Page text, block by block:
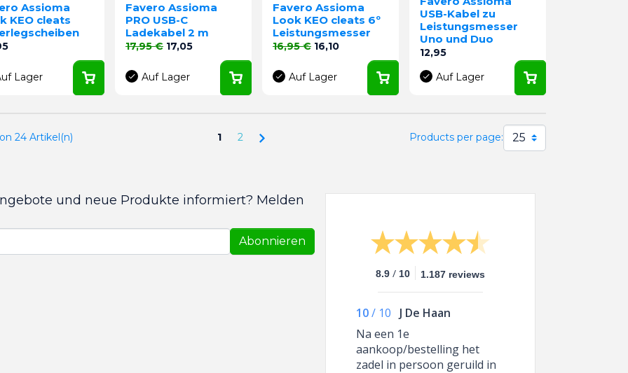
Assioma
KEO cleats
Lager
Favero Assioma
PRO USB-C
Ladekabel 2 m
Verkaufspreis
17,95 € Preis
17,05
Auf Lager
Favero Assioma
Look KEO cleats 6º
Leistungsmesser
Verkaufspreis
16,95 € Preis
16,10
Auf Lager
USB-Kabel zu
Leistungsmesser
Uno und Duo
Preis
12,95
Auf Lager
24 Artikel(n) 1 2 Weiter Products per page: 25
und neue Produkte informiert? Melden
Abonnieren
8.9 / 10 1.187 reviews
10/ 10
J De Haan
Na een 1e
aankoop/bestelling het
zadel in persoon geruild in